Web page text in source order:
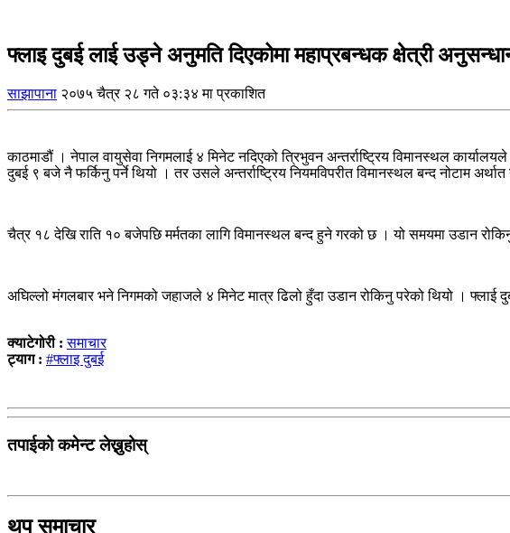
फ्लाइ दुबई लाई उड्ने अनुमति दिएकोमा महाप्रबन्धक क्षेत्री
साझापाना २०७५ चैत्र २८ गते ०३:३४ मा प्रकाशित
काठमाडौं । नेपाल वायुसेवा निगमलाई ४ मिनेट नदिएको त्रिभुवन अन्तर्राष्ट्रिय विमानस्थल
दुबई ९ बजे नै फर्किनु पर्ने थियो । तर उसले अन्तर्राष्ट्रिय नियमविपरीत विमानस्थल बन्द नोटाम
चैत्र १८ देखि राति १० बजेपछि मर्मतका लागि विमानस्थल बन्द हुने गरको छ । यो समयमा उडान
अघिल्लो मंगलबार भने निगमको जहाजले ४ मिनेट मात्र ढिलो हुँदा उडान रोकिनु परेको थियो । फ्लाई
क्याटेगोरी :समाचार
ट्याग : #फ्लाइ दुबई
तपाईको कमेन्ट लेख्नुहोस्
थप समाचार